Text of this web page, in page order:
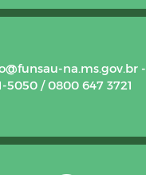
na.ms.gov.br -
5050 / 0800 647 3721